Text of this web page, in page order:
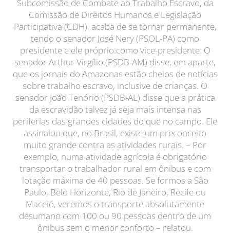
Subcomissão de Combate ao Trabalho Escravo, da
Comissão de Direitos Humanos e Legislação
Participativa (CDH), acaba de se tornar permanente,
tendo o senador José Nery (PSOL-PA) como
presidente e ele próprio como vice-presidente. O
senador Arthur Virgílio (PSDB-AM) disse, em aparte,
que os jornais do Amazonas estão cheios de notícias
sobre trabalho escravo, inclusive de crianças. O
senador João Tenório (PSDB-AL) disse que a prática
da escravidão talvez já seja mais intensa nas
periferias das grandes cidades do que no campo. Ele
assinalou que, no Brasil, existe um preconceito
muito grande contra as atividades rurais. – Por
exemplo, numa atividade agrícola é obrigatório
transportar o trabalhador rural em ônibus e com
lotação máxima de 40 pessoas. Se formos a São
Paulo, Belo Horizonte, Rio de Janeiro, Recife ou
Maceió, veremos o transporte absolutamente
desumano com 100 ou 90 pessoas dentro de um
ônibus sem o menor conforto – relatou.